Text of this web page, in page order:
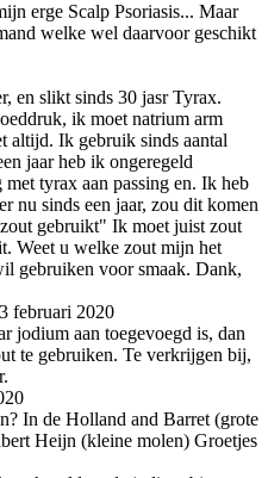
erge Scalp Psoriasis... Maar
welke wel daarvoor geschikt
en slikt sinds 30 jasr Tyrax.
ik moet natrium arm
altijd. Ik gebruik sinds aantal
jaar heb ik ongeregeld
tyrax aan passing en. Ik heb
nu sinds een jaar, zou dit komen
gebruikt" Ik moet juist zout
Weet u welke zout mijn het
gebruiken voor smaak. Dank,
3 februari 2020
jodium aan toegevoegd is, dan
te gebruiken. Te verkrijgen bij,
In de Holland and Barret (grote
Heijn (kleine molen) Groetjes